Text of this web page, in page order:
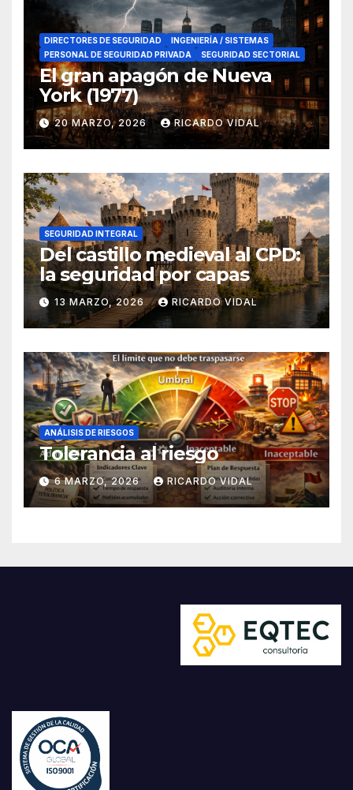
DIRECTORES DE SEGURIDAD
INGENIERÍA / SISTEMAS
PERSONAL DE SEGURIDAD PRIVADA
SEGURIDAD SECTORIAL
El gran apagón de Nueva
York (1977)
20 MARZO, 2026 RICARDO VIDAL
SEGURIDAD INTEGRAL
Del castillo medieval al CPD:
la seguridad por capas
13 MARZO, 2026 RICARDO VIDAL
ANÁLISIS DE RIESGOS
Tolerancia al riesgo
6 MARZO, 2026 RICARDO VIDAL